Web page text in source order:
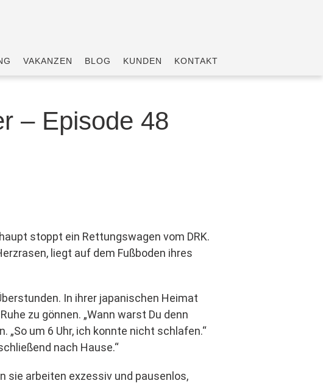
VAKANZEN BLOG KUNDEN KONTAKT
– Episode 48
stoppt ein Rettungswagen vom DRK.
liegt auf dem Fußboden ihres
In ihrer japanischen Heimat
zu gönnen. „Wann warst Du denn
um 6 Uhr, ich konnte nicht schlafen.“
nach Hause.“
sie arbeiten exzessiv und pausenlos,